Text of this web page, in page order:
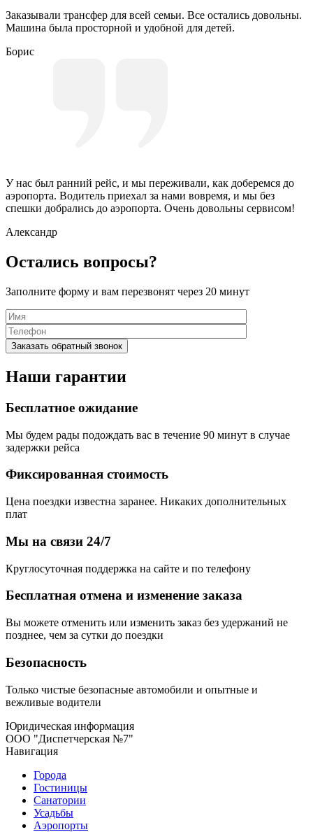
Заказывали трансфер для всей семьи. Все остались довольны.
Машина была просторной и удобной для детей.
Борис
У нас был ранний рейс, и мы переживали, как доберемся до
аэропорта. Водитель приехал за нами вовремя, и мы без
спешки добрались до аэропорта. Очень довольны сервисом!
Александр
Остались вопросы?
Заполните форму и вам перезвонят через 20 минут
Наши гарантии
Бесплатное ожидание
Мы будем рады подождать вас в течение 90 минут в случае
задержки рейса
Фиксированная стоимость
Цена поездки известна заранее. Никаких дополнительных
плат
Мы на связи 24/7
Круглосуточная поддержка на сайте и по телефону
Бесплатная отмена и изменение заказа
Вы можете отменить или изменить заказ без удержаний не
позднее, чем за сутки до поездки
Безопасность
Только чистые безопасные автомобили и опытные и
вежливые водители
Юридическая информация
ООО "Диспетчерская №7"
Навигация
Города
Гостиницы
Санатории
Усадьбы
Аэропорты